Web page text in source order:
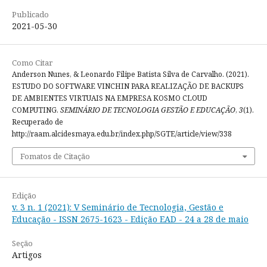
Publicado
2021-05-30
Como Citar
Anderson Nunes, & Leonardo Filipe Batista Silva de Carvalho. (2021).
ESTUDO DO SOFTWARE VINCHIN PARA REALIZAÇÃO DE BACKUPS
DE AMBIENTES VIRTUAIS NA EMPRESA KOSMO CLOUD
COMPUTING. SEMINÁRIO DE TECNOLOGIA GESTÃO E EDUCAÇÃO, 3(1).
Recuperado de
http://raam.alcidesmaya.edu.br/index.php/SGTE/article/view/338
Fomatos de Citação
Edição
v. 3 n. 1 (2021): V Seminário de Tecnologia, Gestão e
Educação - ISSN 2675-1623 - Edição EAD - 24 a 28 de maio
Seção
Artigos